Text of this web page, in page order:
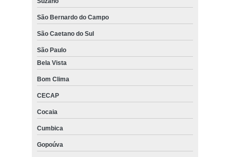
São Bernardo do Campo
São Caetano do Sul
São Paulo
Bela Vista
Bom Clima
CECAP
Cocaia
Cumbica
Gopoúva